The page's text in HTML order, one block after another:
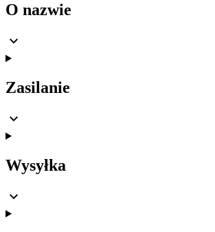
O nazwie
Zasilanie
Wysyłka